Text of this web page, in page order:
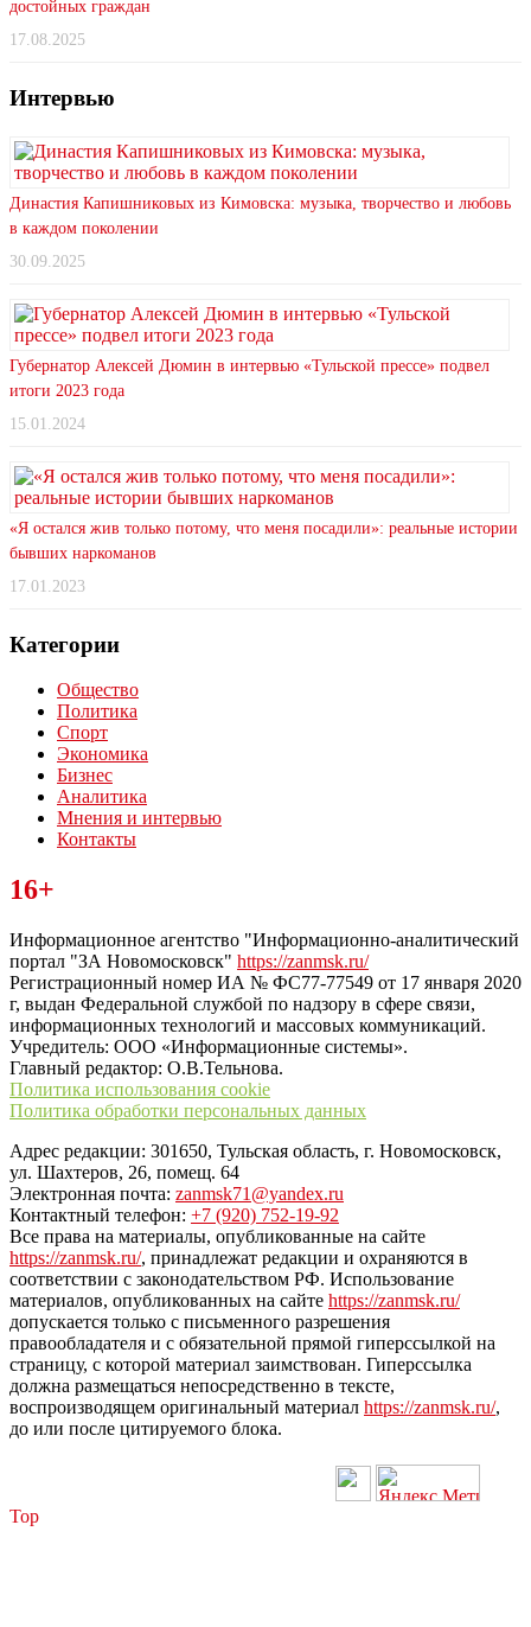
достойных граждан
17.08.2025
Интервью
Династия Капишниковых из Кимовска: музыка, творчество и любовь
в каждом поколении
30.09.2025
Губернатор Алексей Дюмин в интервью «Тульской прессе» подвел
итоги 2023 года
15.01.2024
«Я остался жив только потому, что меня посадили»: реальные истории
бывших наркоманов
17.01.2023
Категории
Общество
Политика
Спорт
Экономика
Бизнес
Аналитика
Мнения и интервью
Контакты
Читайте последние новости дня в Тульской области на сайте
“ЗаНовомосковск”
16+
Информационное агентство "Информационно-аналитический
портал "ЗА Новомосковск" https://zanmsk.ru/
Регистрационный номер ИА № ФС77-77549 от 17 января 2020
г, выдан Федеральной службой по надзору в сфере связи,
информационных технологий и массовых коммуникаций.
Учредитель: ООО «Информационные системы».
Главный редактор: О.В.Тельнова.
Политика использования cookie
Политика обработки персональных данных
Адрес редакции: 301650, Тульская область, г. Новомосковск,
ул. Шахтеров, 26, помещ. 64
Электронная почта: zanmsk71@yandex.ru
Контактный телефон: +7 (920) 752-19-92
Все права на материалы, опубликованные на сайте
https://zanmsk.ru/, принадлежат редакции и охраняются в
соответствии с законодательством РФ. Использование
материалов, опубликованных на сайте https://zanmsk.ru/
допускается только с письменного разрешения
правообладателя и с обязательной прямой гиперссылкой на
страницу, с которой материал заимствован. Гиперссылка
должна размещаться непосредственно в тексте,
воспроизводящем оригинальный материал https://zanmsk.ru/,
до или после цитируемого блока.
Top